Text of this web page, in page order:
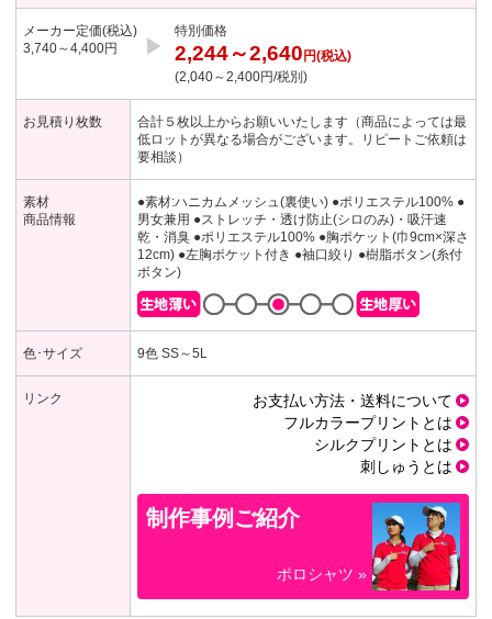
メーカー定価(税込)
3,740～4,400円
▶︎
特別価格
2,244～2,640 円(税込)
(2,040～2,400円/税別)
お見積り枚数
合計５枚以上からお願いいたします（商品によっては最
低ロットが異なる場合がございます。リピートご依頼は
要相談）
素材
商品情報
●素材:ハニカムメッシュ(裏使い)●ポリエステル100%●
男女兼用 ●ストレッチ・透け防止(シロのみ)・吸汗速
乾・消臭●ポリエステル100%●胸ポケット(巾9cm×深さ
12cm)●左胸ポケット付き ●袖口絞り ●樹脂ボタン(糸付
ボタン)
色･サイズ 9色 SS～5L
リンク
お支払い方法・送料について
フルカラープリントとは
シルクプリントとは
刺しゅうとは
制作事例ご紹介
ポロシャツ »